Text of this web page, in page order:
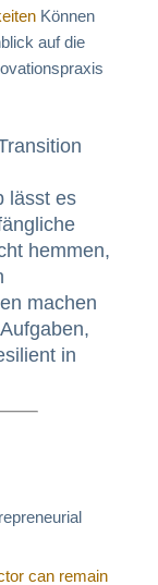
Können
auf die
lässt es
hemmen,
machen
in
can remain